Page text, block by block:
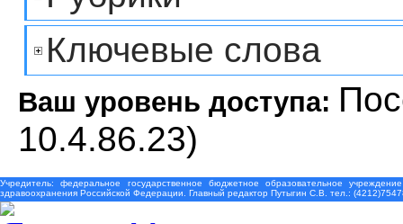
Ключевые слова
Ваш уровень доступа:
10.4.86.23)
Учредитель: федеральное государственное бюджетное образовательное
здравоохранения Российской Федерации. Главный редактор Путыгин С.В. тел.: